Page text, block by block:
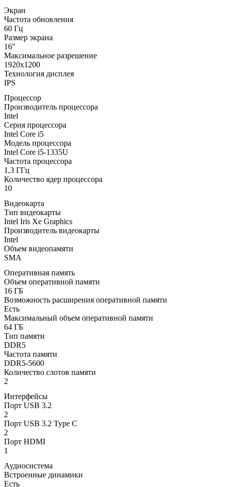
Экран
Частота обновления
60 Гц
Размер экрана
16″
Максимальное разрешение
1920x1200
Технология дисплея
IPS
Процессор
Производитель процессора
Intel
Серия процессора
Intel Core i5
Модель процессора
Intel Core i5-1335U
Частота процессора
1,3 ГГц
Количество ядер процессора
10
Видеокарта
Тип видеокарты
Intel Iris Xe Graphics
Производитель видеокарты
Intel
Объем видеопамяти
SMA
Оперативная память
Объем оперативной памяти
16 ГБ
Возможность расширения оперативной памяти
Есть
Максимальный объем оперативной памяти
64 ГБ
Тип памяти
DDR5
Частота памяти
DDR5-5600
Количество слотов памяти
2
Интерфейсы
Порт USB 3.2
2
Порт USB 3.2 Type C
2
Порт HDMI
1
Аудиосистема
Встроенные динамики
Есть